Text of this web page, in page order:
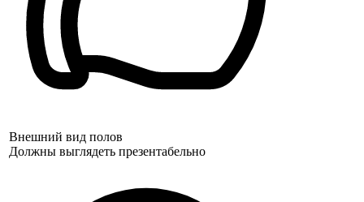
Внешний вид полов
Должны выглядеть презентабельно